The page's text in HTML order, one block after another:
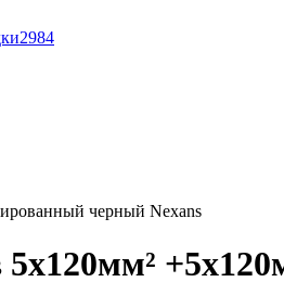
2984
черный Nexans